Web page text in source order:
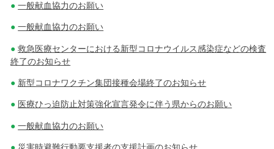
一般献血協力のお願い
一般献血協力のお願い
救急医療センターにおける新型コロナウイルス感染症などの検査
終了のお知らせ
新型コロナワクチン集団接種会場終了のお知らせ
医療ひっ迫防止対策強化宣言発令に伴う県からのお願い
一般献血協力のお願い